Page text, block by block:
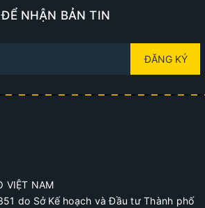
NHẬN BẢN TIN
ĐĂNG KÝ
VIỆT NAM
do Sở Kế hoạch và Đầu tư Thành phố